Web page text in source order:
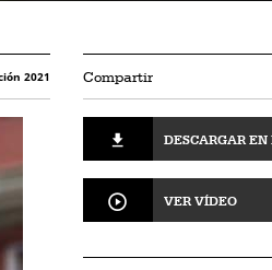
2021 Compartir
DESCARGAR EN
VER VÍDEO